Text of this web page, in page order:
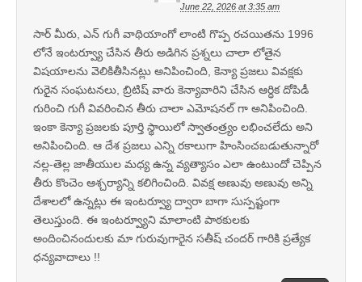
June 22, 2026 at 3:35 am
సార్ మీరు, ఎన్ గుగీ వాథియాంగో లాంటి గొప్ప రచయితను 1996
లోనే ఇంటర్వ్యూ చేసిన తీరు అడిగిన ప్రశ్నలు చాలా లోతైన
విషయాలను వెలికితీసినట్లు అనిపించింది, కెన్యా ప్రజలు వివక్షకు
గురైన సంఘటనలు, బ్రిటిష్ వారు కెన్యావారిని చేసిన ఆర్ధిక దోపిడీ
గురించి గుగీ వివరించిన తీరు చాలా ఎమోషనల్ గా అనిపించింది.
ఇంకా కెన్యా ప్రజలకు పూర్తి స్థాయిలో స్వాతంత్ర్యం లభించలేదు అని
అనిపించింది. ఆ దేశ ప్రజలు ఎన్ని రకాలుగా హింసించబడుతున్నారో
నల్ల-తెల్ల జాతీయుల మధ్య ఉన్న వ్యత్యాసం ఎలా ఉంటుందో చెప్పిన
తీరు కొంచెం ఆశ్చర్యాన్ని కలిగించింది. వివక్ష అణువు అణువు అన్ని
దేశాలలో ఉన్నట్లు ఈ ఇంటర్వ్యూ ద్వారా బాగా సుస్పష్టంగా
తెలుస్తుంది. ఈ ఇంటర్వ్యూని మాలాంటి పాఠకులకు
అందించినందులకు మా గురువుగారైన సతీష్ చందర్ గారికి ప్రత్యేక
ధన్యవాదాలు !!